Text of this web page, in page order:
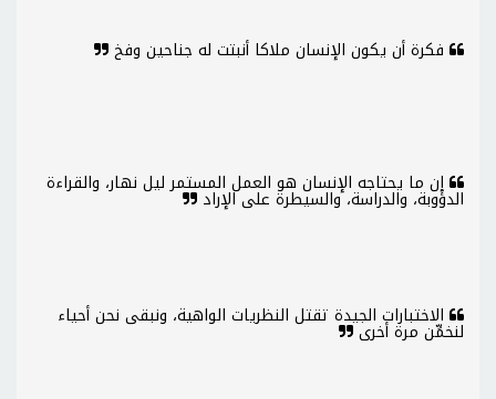
فكرة أن يكون الإنسان ملاكا أنبتت له جناحين وفخ
إن ما يحتاجه الإنسان هو العمل المستمر ليل نهار، والقراءة
الدؤوبة، والدراسة، والسيطرة على الإراد
الاختبارات الجيدة تقتل النظريات الواهية، ونبقى نحن أحياء
لنخمِّن مرة أخرى